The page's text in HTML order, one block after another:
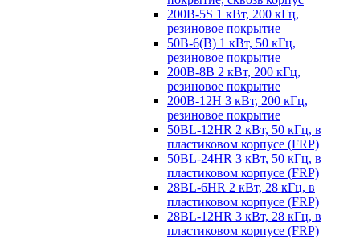
200B-5S 1 кВт, 200 кГц,
резиновое покрытие
50B-6(B) 1 кВт, 50 кГц,
резиновое покрытие
200B-8B 2 кВт, 200 кГц,
резиновое покрытие
200B-12H 3 кВт, 200 кГц,
резиновое покрытие
50BL-12HR 2 кВт, 50 кГц, в
пластиковом корпусе (FRP)
50BL-24HR 3 кВт, 50 кГц, в
пластиковом корпусе (FRP)
28BL-6HR 2 кВт, 28 кГц, в
пластиковом корпусе (FRP)
28BL-12HR 3 кВт, 28 кГц, в
пластиковом корпусе (FRP)